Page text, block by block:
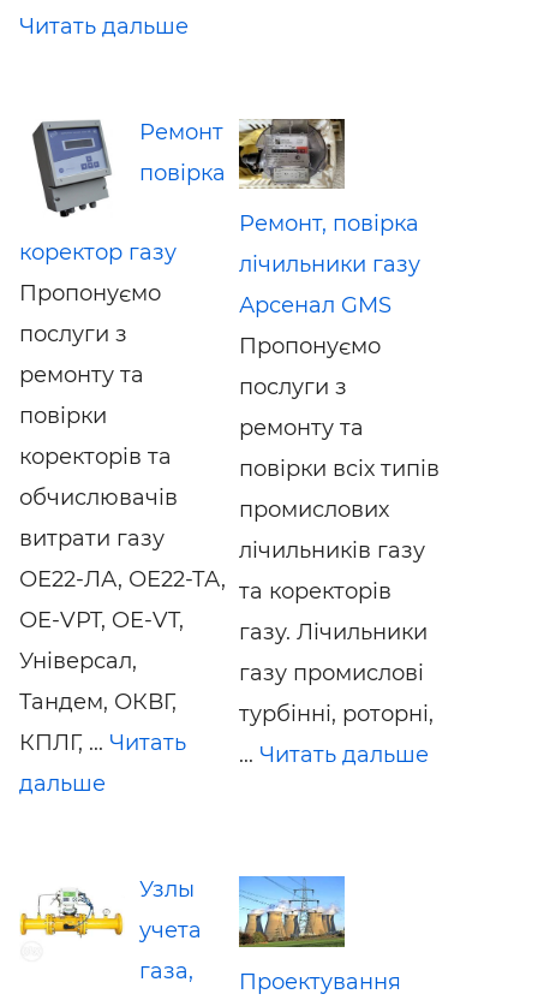
Читать дальше
Ремонт
повірка
коректор газу
Пропонуємо
послуги з
ремонту та
повірки
коректорів та
обчислювачів
витрати газу
ОЕ22-ЛА, ОЕ22-ТА,
ОЕ-VPT, OE-VT,
Універсал,
Тандем, ОКВГ,
КПЛГ, ... Читать
дальше
Ремонт, повірка
лічильники газу
Арсенал GMS
Пропонуємо
послуги з
ремонту та
повірки всіх типів
промислових
лічильників газу
та коректорів
газу. Лічильники
газу промислові
турбінні, роторні,
... Читать дальше
Узлы
учета
газа,
Проектування